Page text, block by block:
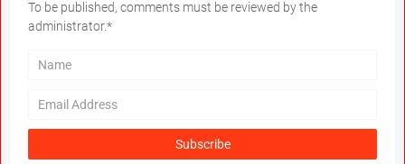
To be published, comments must be reviewed by the
administrator.*